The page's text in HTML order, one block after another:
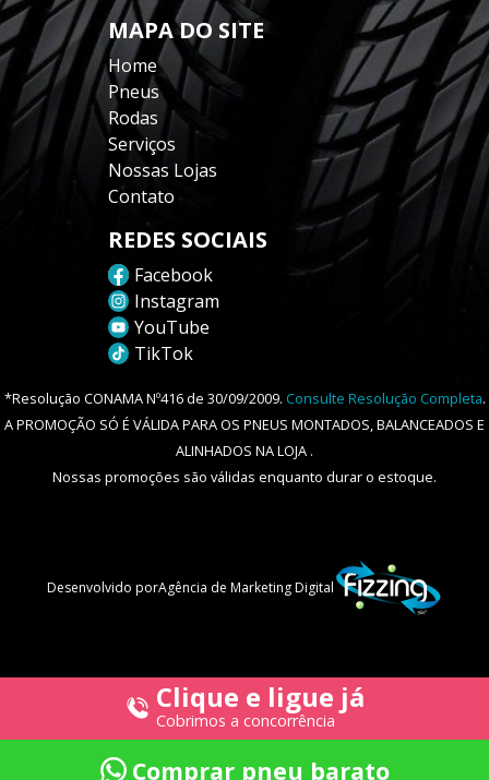
Clique e ligue já
Cobrimos a concorrência
Comprar pneu barato
MAPA DO SITE
Home
Pneus
Rodas
Serviços
Nossas Lojas
Contato
REDES SOCIAIS
Facebook
Instagram
YouTube
TikTok
*Resolução CONAMA Nº416 de 30/09/2009. Consulte Resolução Completa.
A PROMOÇÃO SÓ É VÁLIDA PARA OS PNEUS MONTADOS, BALANCEADOS E
ALINHADOS NA LOJA .
Nossas promoções são válidas enquanto durar o estoque.
Desenvolvido porAgência de Marketing Digital